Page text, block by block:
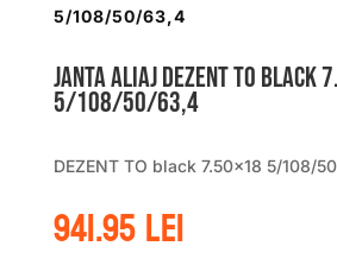
5/108/50/63,4
Janta aliaj DEZENT TO black
5/108/50/63,4
DEZENT TO black 7.50×18 5/108/
941.95lei